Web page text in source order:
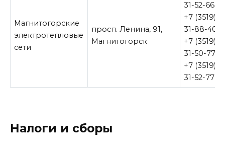
Магнитогорские
электротепловые
сети
просп. Ленина, 91,
Магнитогорск
31-52-66,
+7 (3519)
31-88-40,
+7 (3519)
31-50-77,
+7 (3519)
31-52-77
Налоги и сборы